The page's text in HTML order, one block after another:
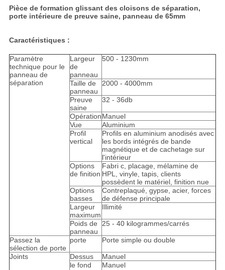
Pièce de formation glissant des cloisons de séparation,
porte intérieure de preuve saine, panneau de 65mm
Caractéristiques :
Paramètre
technique pour le
panneau de
séparation
Largeur
de
panneau
500 - 1230mm
Taille de
panneau
2000 - 4000mm
Preuve
saine
32 - 36db
OpérationManuel
Vue
Aluminium
Profil
vertical
Profils en aluminium anodisés avec
les bords intégrés de bande
magnétique et de cachetage sur
l'intérieur
Options
de finition
Fabri c, placage, mélamine de
HPL, vinyle, tapis, clients
possèdent le matériel, finition nue
Options
basses
Contreplaqué, gypse, acier, forces
de défense principale
Largeur
maximum
Illimité
Poids de
panneau
25 - 40 kilogrammes/carrés
Passez la
sélection de porte
porte Porte simple ou double
Joints Dessus
Manuel
le fond
Manuel